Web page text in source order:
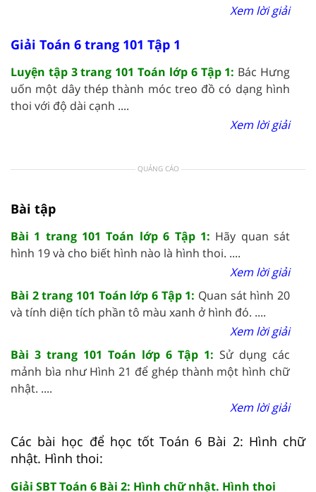
Xem lời giải
Giải Toán 6 trang 101 Tập 1
Luyện tập 3 trang 101 Toán lớp 6 Tập 1: Bác Hưng
uốn một dây thép thành móc treo đồ có dạng hình
thoi với độ dài cạnh ....
Xem lời giải
QUẢNG CÁO
Bài tập
Bài 1 trang 101 Toán lớp 6 Tập 1: Hãy quan sát
hình 19 và cho biết hình nào là hình thoi. ....
Xem lời giải
Bài 2 trang 101 Toán lớp 6 Tập 1: Quan sát hình 20
và tính diện tích phần tô màu xanh ở hình đó. ....
Xem lời giải
Bài 3 trang 101 Toán lớp 6 Tập 1: Sử dụng các
mảnh bìa như Hình 21 để ghép thành một hình chữ
nhật. ....
Xem lời giải
Các bài học để học tốt Toán 6 Bài 2: Hình chữ
nhật. Hình thoi:
Giải SBT Toán 6 Bài 2: Hình chữ nhật. Hình thoi